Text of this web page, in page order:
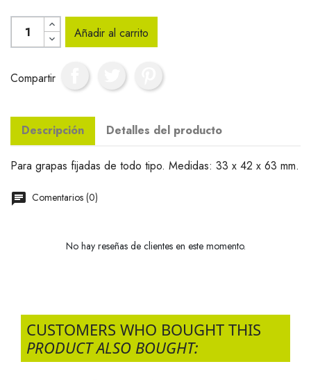
Añadir al carrito
Compartir
Descripción Detalles del producto
Para grapas fijadas de todo tipo. Medidas: 33 x 42 x 63 mm.
Comentarios (0)
No hay reseñas de clientes en este momento.
CUSTOMERS WHO BOUGHT THIS
PRODUCT ALSO BOUGHT: